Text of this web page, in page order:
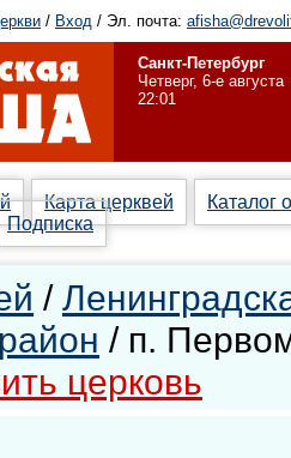
/ Вход / Эл. почта:
Санкт-Петербург
Четверг, 6-е августа
22:01
Карта церквей
Каталог
Подписка
/
/ п.
церковь